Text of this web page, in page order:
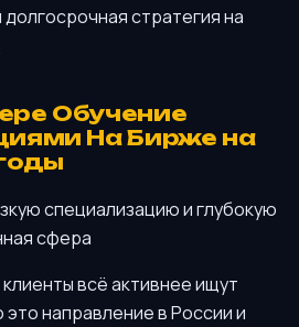
стратегия на
Обучение
На Бирже на
специализацию и глубокую
сфера
всё активнее ищут
направление в России и